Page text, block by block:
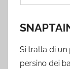
Si tratta di
persino dei